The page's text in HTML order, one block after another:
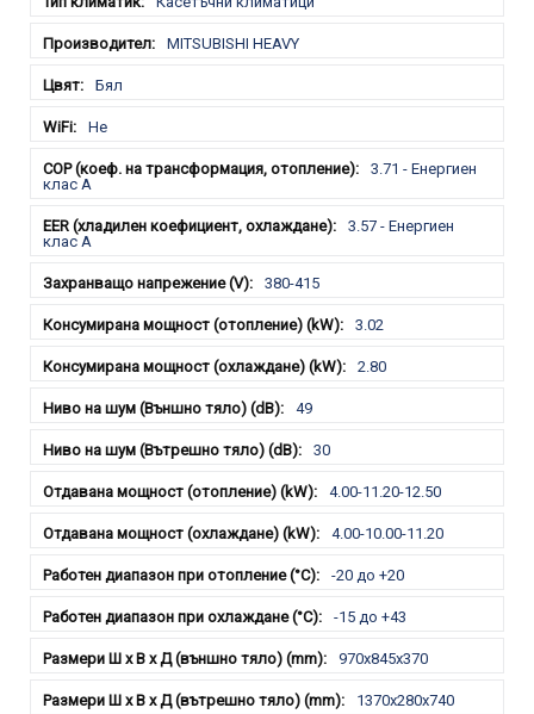
MITSUBISHI HEAVY
Бял
Не
3.71 - Енергиен
клас А
3.57 - Енергиен
клас А
380-415
3.02
2.80
49
30
4.00-11.20-12.50
4.00-10.00-11.20
-20 до +20
-15 до +43
970x845x370
1370x280x740